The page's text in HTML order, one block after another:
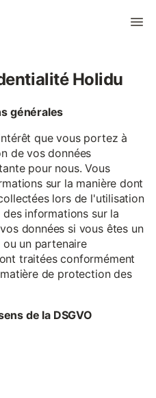
Holidu
générales
que vous portez à
de vos données
pour nous. Vous
sur la manière dont
lors de l'utilisation
informations sur la
données si vous êtes un
un partenaire
traitées conformément
de protection des
de la DSGVO